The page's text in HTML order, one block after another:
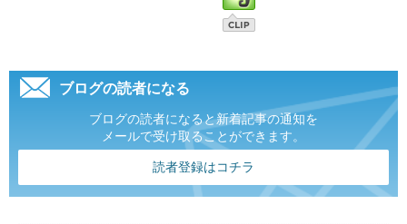
ブログの読者になる
ブログの読者になると新着記事の通知を
メールで受け取ることができます。
読者登録はコチラ